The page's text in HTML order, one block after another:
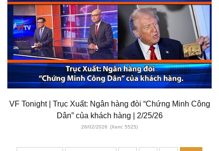
VF Tonight | Trục Xuất: Ngân hàng đòi “Chứng Minh Công
Dân” của khách hàng | 2/25/26
26/02/2026 (Xem: 5525)